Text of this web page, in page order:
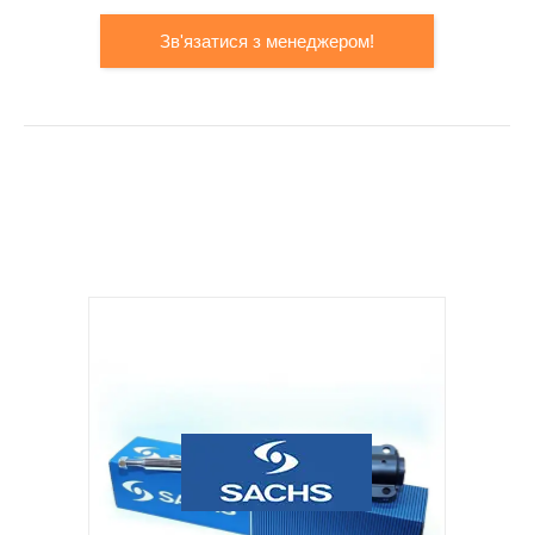
Зв'язатися з менеджером!